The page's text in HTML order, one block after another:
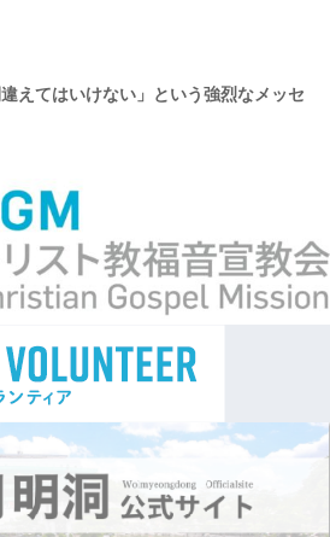
違えてはいけない」という強烈なメッセ